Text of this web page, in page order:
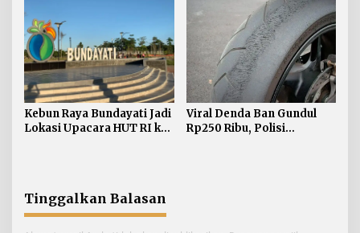
Kebun Raya Bundayati Jadi
Lokasi Upacara HUT RI ke-
Viral Denda Ban Gundul
Rp250 Ribu, Polisi
Tinggalkan Balasan